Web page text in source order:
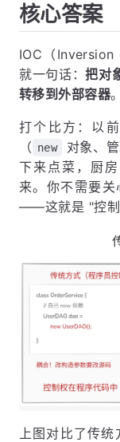
核心答案
IOC（
就一句话：把对
转移到外部容器。
打个比方：以
（ new
对象、
下来点菜，厨
来。你不需要
——这就是 "控制
上图对比了传